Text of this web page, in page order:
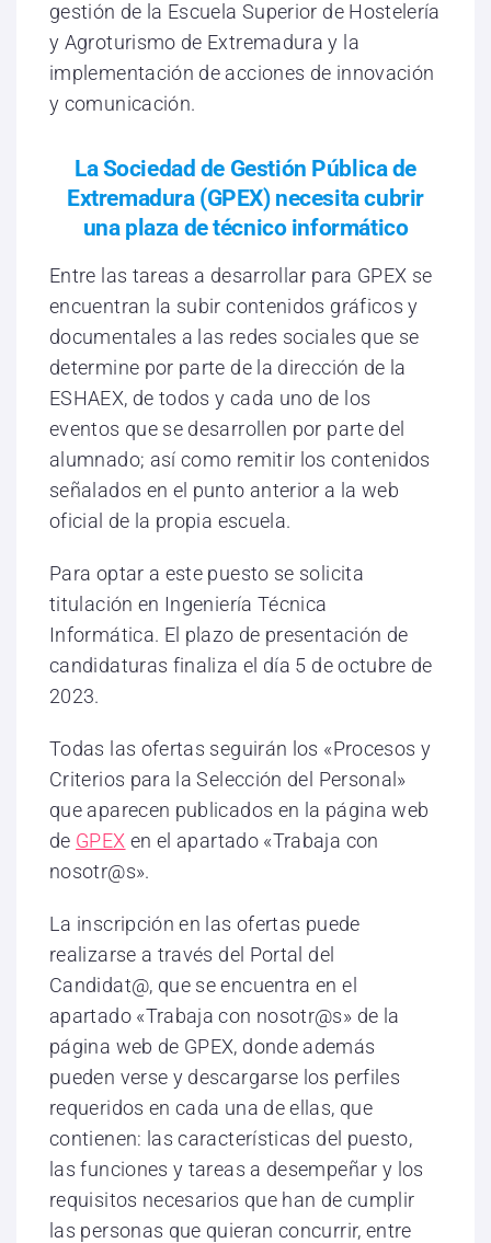
gestión de la Escuela Superior de Hostelería
y Agroturismo de Extremadura y la
implementación de acciones de innovación
y comunicación.
La Sociedad de Gestión Pública de
Extremadura (GPEX) necesita cubrir
una plaza de técnico informático
Entre las tareas a desarrollar para GPEX se
encuentran la subir contenidos gráficos y
documentales a las redes sociales que se
determine por parte de la dirección de la
ESHAEX, de todos y cada uno de los
eventos que se desarrollen por parte del
alumnado; así como remitir los contenidos
señalados en el punto anterior a la web
oficial de la propia escuela.
Para optar a este puesto se solicita
titulación en Ingeniería Técnica
Informática. El plazo de presentación de
candidaturas finaliza el día 5 de octubre de
2023.
Todas las ofertas seguirán los «Procesos y
Criterios para la Selección del Personal»
que aparecen publicados en la página web
de GPEX en el apartado «Trabaja con
nosotr@s».
La inscripción en las ofertas puede
realizarse a través del Portal del
Candidat@, que se encuentra en el
apartado «Trabaja con nosotr@s» de la
página web de GPEX, donde además
pueden verse y descargarse los perfiles
requeridos en cada una de ellas, que
contienen: las características del puesto,
las funciones y tareas a desempeñar y los
requisitos necesarios que han de cumplir
las personas que quieran concurrir, entre